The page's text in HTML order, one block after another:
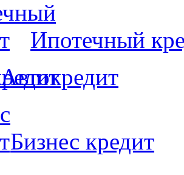
Ипотечный
Автокредит
Бизнес кредит